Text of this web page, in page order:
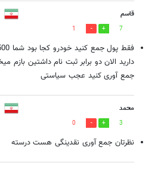
قاسم
7
1
دارید الان دو برابر ثبت نام داشتین بازم
جمع آوری کنید عجب سیاستی
محمد
3
0
نظرتان جمع آوری نقدینگی هست درسته